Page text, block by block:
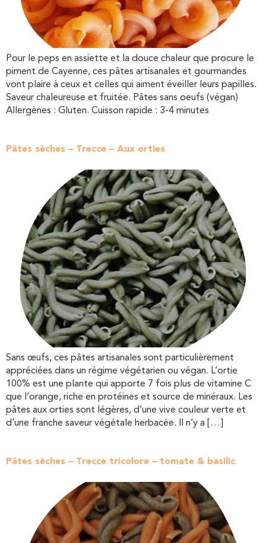
Pour le peps en assiette et la douce chaleur que procure le
piment de Cayenne, ces pâtes artisanales et gourmandes
vont plaire à ceux et celles qui aiment éveiller leurs papilles.
Saveur chaleureuse et fruitée. Pâtes sans oeufs (végan)
Allergènes : Gluten. Cuisson rapide : 3-4 minutes
Pâtes sèches – Trecce – Aux orties
Sans œufs, ces pâtes artisanales sont particulièrement
appréciées dans un régime végétarien ou végan. L’ortie
100% est une plante qui apporte 7 fois plus de vitamine C
que l’orange, riche en protéines et source de minéraux. Les
pâtes aux orties sont légères, d’une vive couleur verte et
d’une franche saveur végétale herbacée. Il n’y a […]
Pâtes sèches – Trecce tricolore – tomate & basilic